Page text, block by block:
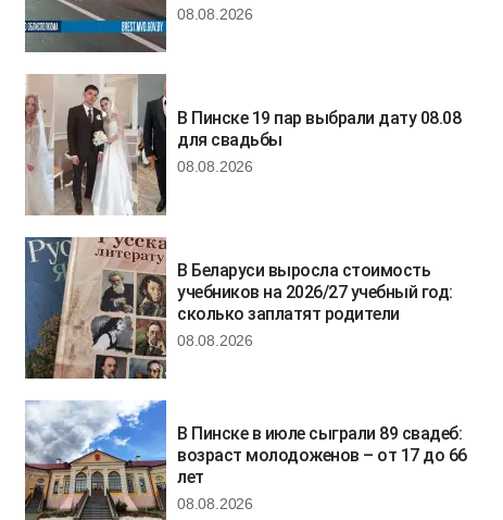
08.08.2026
В Пинске 19 пар выбрали дату 08.08
для свадьбы
08.08.2026
В Беларуси выросла стоимость
учебников на 2026/27 учебный год:
сколько заплатят родители
08.08.2026
В Пинске в июле сыграли 89 свадеб:
возраст молодоженов – от 17 до 66
лет
08.08.2026